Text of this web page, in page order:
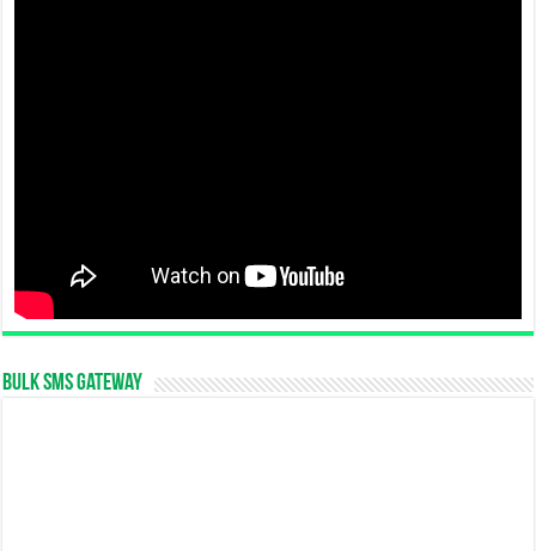
Bulk SMS Gateway